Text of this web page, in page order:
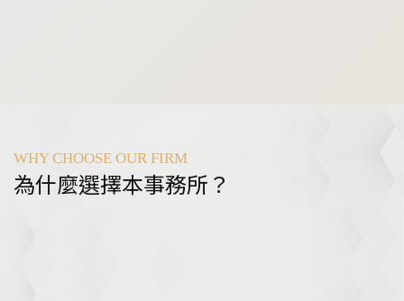
WHY CHOOSE OUR FIRM
為什麼選擇本事務所？